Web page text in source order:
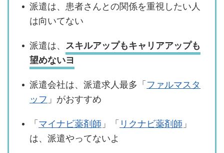
派遣は、患者さんとの関係を重視したい人
は向いてない
派遣は、 スキルアップもキャリアアップも
望めないヨ
派遣会社は、派遣求人最多「 ファルマスタ
ッフ 」がおすすめ
「 マイナビ薬剤師 」「 リクナビ薬剤師 」
は、派遣やってないよ